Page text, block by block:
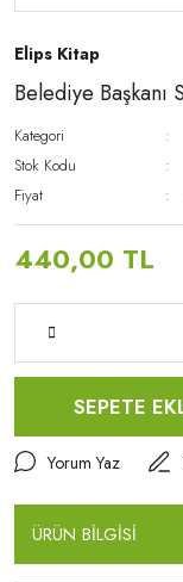
Elips Kitap
Belediye Başkanı
Kategori
Stok Kodu
Fiyat
440,00 TL
SEPETE
Yorum Yaz
ÜRÜN BİLGİSİ